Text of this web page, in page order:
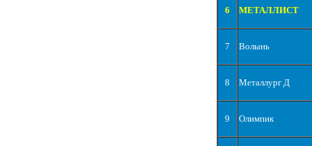
6 МЕТАЛЛИСТ
7 Волынь
8 Металлург Д
9 Олимпик